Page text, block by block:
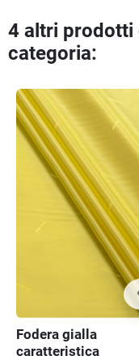
4 altri prodotti
categoria:
Fodera gialla
caratteristica